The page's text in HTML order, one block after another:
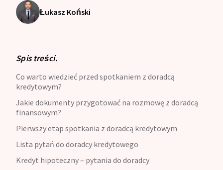
Łukasz Koński
Spis treści.
Co warto wiedzieć przed spotkaniem z doradcą
kredytowym?
Jakie dokumenty przygotować na rozmowę z doradcą
finansowym?
Pierwszy etap spotkania z doradcą kredytowym
Lista pytań do doradcy kredytowego
Kredyt hipoteczny – pytania do doradcy